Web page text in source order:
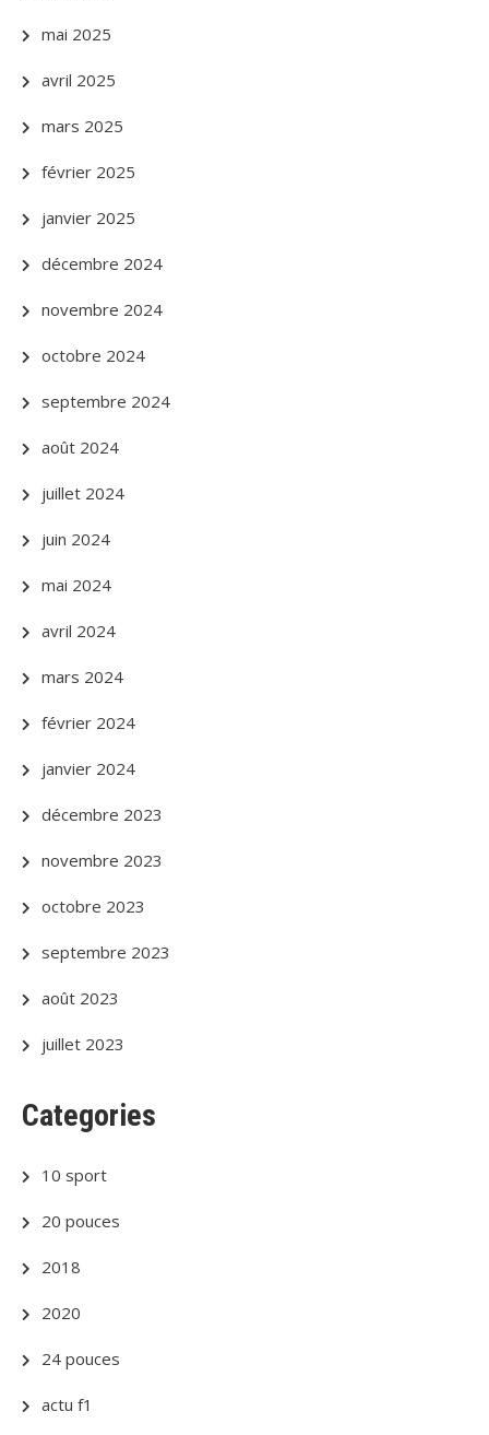
mai 2025
avril 2025
mars 2025
février 2025
janvier 2025
décembre 2024
novembre 2024
octobre 2024
septembre 2024
août 2024
juillet 2024
juin 2024
mai 2024
avril 2024
mars 2024
février 2024
janvier 2024
décembre 2023
novembre 2023
octobre 2023
septembre 2023
août 2023
juillet 2023
Categories
10 sport
20 pouces
2018
2020
24 pouces
actu f1